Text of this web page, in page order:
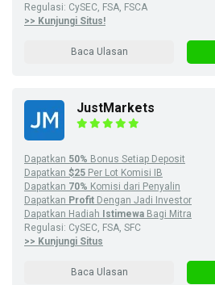
Regulasi: CySEC, FSA, FSCA
>> Kunjungi Situs!
Baca Ulasan
JustMarkets
Dapatkan 50% Bonus Setiap Deposit
Dapatkan $25 Per Lot Komisi IB
Dapatkan 70% Komisi dari Penyalin
Dapatkan Profit Dengan Jadi Investor
Dapatkan Hadiah Istimewa Bagi Mitra
Regulasi: CySEC, FSA, SFC
>> Kunjungi Situs
Baca Ulasan